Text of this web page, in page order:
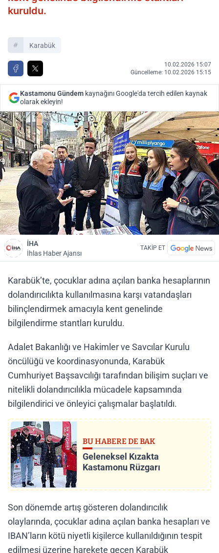
kuruldu.
Karabük
10.02.2026 15:07
Güncelleme: 10.02.2026 15:15
Kastamonu Gündem kaynağını Google'da tercih edilen kaynak
olarak ekleyin!
İHA
İhlas Haber Ajansı
TAKİP ET
Karabük’te, çocuklar adına açılan banka hesaplarının
dolandırıcılıkta kullanılmasına karşı vatandaşları
bilinçlendirmek amacıyla kent genelinde
bilgilendirme stantları kuruldu.
Adalet Bakanlığı ve Hakimler ve Savcılar Kurulu
öncülüğü ve koordinasyonunda, Karabük
Cumhuriyet Başsavcılığı tarafından bilişim suçları ve
nitelikli dolandırıcılıkla mücadele kapsamında
bilgilendirici ve önleyici çalışmalar başlatıldı.
BU HABERE DE BAK
Geleneksel Kızakta
Kastamonu Rüzgarı
Son dönemde artış gösteren dolandırıcılık
olaylarında, çocuklar adına açılan banka hesapları ve
IBAN’ların kötü niyetli kişilerce kullanıldığının tespit
edilmesi üzerine harekete geçen Karabük